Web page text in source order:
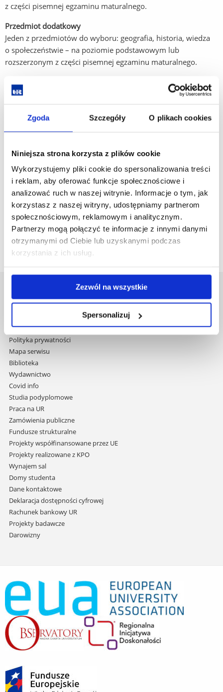
Zgoda Szczegóły O plikach cookies
Niniejsza strona korzysta z plików cookie
Wykorzystujemy pliki cookie do spersonalizowania treści
i reklam, aby oferować funkcje społecznościowe i
analizować ruch w naszej witrynie. Informacje o tym, jak
korzystasz z naszej witryny, udostępniamy partnerom
społecznościowym, reklamowym i analitycznym.
Partnerzy mogą połączyć te informacje z innymi danymi
otrzymanymi od Ciebie lub uzyskanymi podczas
korzystania z ich usług.
Zezwól na wszystkie
Spersonalizuj
z części pisemnej egzaminu maturalnego.
Przedmiot dodatkowy
Jeden z przedmiotów do wyboru: geografia, historia, wiedza
o społeczeństwie – na poziomie podstawowym lub
rozszerzonym z części pisemnej egzaminu maturalnego.
punktów przewyższa limit wolnych miejsc na kierunek
pisemnej egzaminu maturalnego.
*Dodatkowe kryterium kwalifikacji dla
cudzoziemców:
Egzamin wstępny w celu
sprawdzenia wiedzy w zakresie niezbędnym do
podjęcia studiów
Zasady przeliczania wyników znajdują siętutaj.
Opis kierunku i/lub specjalności znajduje siętutaj.
Uniwersytet Rzeszowski
Al. Tadeusza Rejtana 16C
35-959 Rzeszów
Pomiń
nawigację
i
przejdź
do
treści
Polityka prywatności
Mapa serwisu
Biblioteka
Wydawnictwo
Covid info
Studia podyplomowe
Praca na UR
Zamówienia publiczne
Fundusze strukturalne
Projekty współfinansowane przez UE
Projekty realizowane z KPO
Wynajem sal
Domy studenta
Dane kontaktowe
Deklaracja dostępności cyfrowej
Rachunek bankowy UR
Projekty badawcze
Darowizny